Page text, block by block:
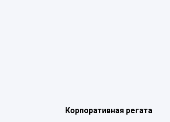
Корпоративная регата